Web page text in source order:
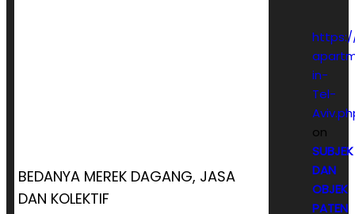
BEDANYA MEREK DAGANG, JASA
DAN KOLEKTIF
in-
Tel-
on
SUBJEK
DAN
OBJEK
PATEN